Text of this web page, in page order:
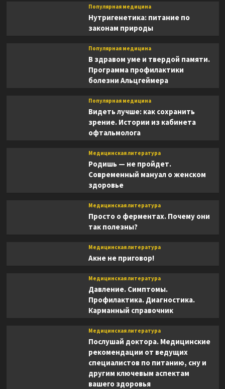
Популярная медицина
Нутригенетика: питание по
законам природы
Популярная медицина
В здравом уме и твердой памяти.
Программа профилактики
болезни Альцгеймера
Популярная медицина
Видеть лучше: как сохранить
зрение. Истории из кабинета
офтальмолога
Медицинская литература
Родишь — не пройдет.
Современный мануал о женском
здоровье
Медицинская литература
Просто о ферментах. Почему они
так полезны?
Медицинская литература
Акне не приговор!
Медицинская литература
Давление. Симптомы.
Профилактика. Диагностика.
Карманный справочник
Медицинская литература
Послушай доктора. Медицинские
рекомендации от ведущих
специалистов по питанию, сну и
другим ключевым аспектам
вашего здоровья